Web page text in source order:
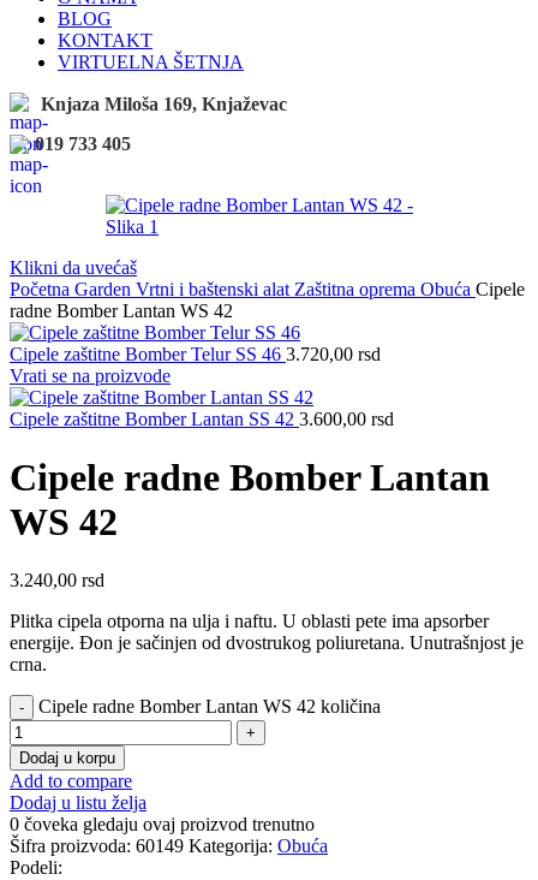
BLOG
KONTAKT
VIRTUELNA ŠETNJA
Knjaza Miloša 169, Knjaževac
019 733 405
Klikni da uvećaš
Početna Garden Vrtni i baštenski alat Zaštitna oprema Obuća Cipele
radne Bomber Lantan WS 42
Cipele zaštitne Bomber Telur SS 46 3.720,00 rsd
Vrati se na proizvode
Cipele zaštitne Bomber Lantan SS 42 3.600,00 rsd
Cipele radne Bomber Lantan
WS 42
3.240,00 rsd
Plitka cipela otporna na ulja i naftu. U oblasti pete ima apsorber
energije. Đon je sačinjen od dvostrukog poliuretana. Unutrašnjost je
crna.
Cipele radne Bomber Lantan WS 42 količina
Dodaj u korpu
Add to compare
Dodaj u listu želja
0 čoveka gledaju ovaj proizvod trenutno
Šifra proizvoda: 60149 Kategorija: Obuća
Podeli: